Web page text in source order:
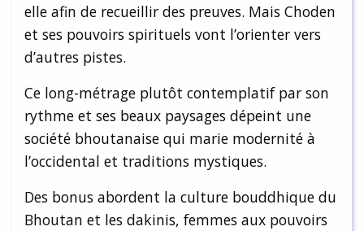
elle afin de recueillir des preuves. Mais Choden
et ses pouvoirs spirituels vont l’orienter vers
d’autres pistes.
Ce long-métrage plutôt contemplatif par son
rythme et ses beaux paysages dépeint une
société bhoutanaise qui marie modernité à
l’occidental et traditions mystiques.
Des bonus abordent la culture bouddhique du
Bhoutan et les dakinis, femmes aux pouvoirs